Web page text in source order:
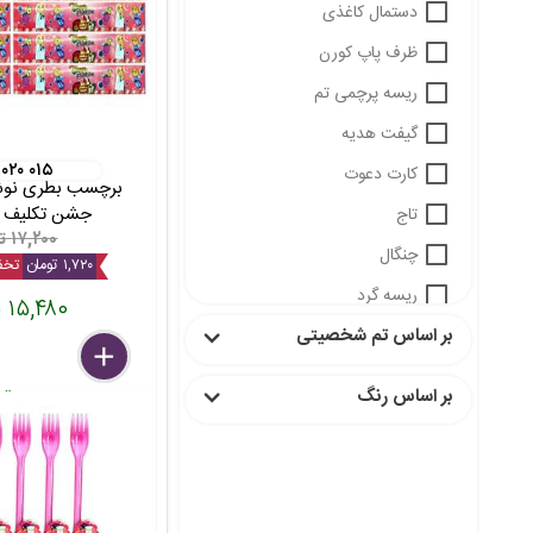
۱۴۸
برچسب بطری
جشن تکلیف 10
۱۷,۲۰۰ تومان
۱,۷۲۰ تومان
۱۵,۴۸۰ تومان
delete
remove
add
بسته
دستمال کاغذی
ظرف پاپ کورن
ریسه پرچمی تم
گیفت هدیه
کارت دعوت
تاج
چنگال
ریسه گرد
چاقو
بر اساس تم شخصیتی
بر اساس رنگ